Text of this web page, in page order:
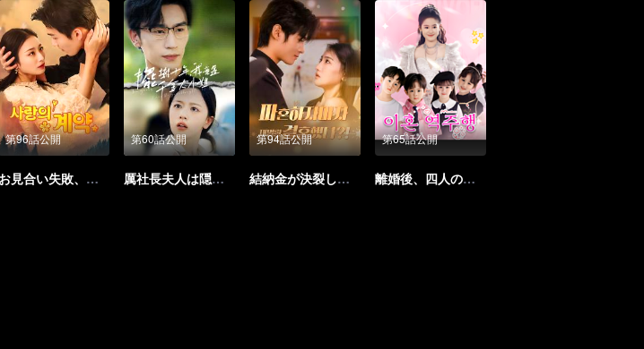
第96話公開
お見合い失敗、千億御曹司と電撃結婚
第60話公開
厲社長夫人は隠れた大物だった（繁体中文版）
第94話公開
結納金が決裂した後、千億の大富豪と結婚した（韓国語版）
第65話公開
離婚後、四人の子を連れて元夫の家を爆破（韓国語版）